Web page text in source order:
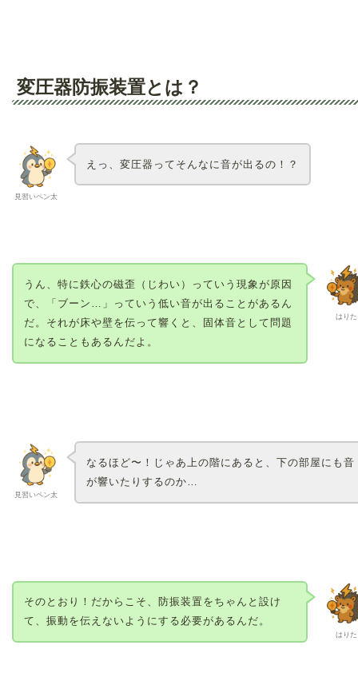
変圧器防振装置とは？
見習いペン太
えっ、変圧器ってそんなに音が出るの！？
はりた
うん、特に鉄心の磁歪（じわい）っていう現象が原因
で、「ブーン…」っていう低い音が出ることがあるん
だ。それが床や壁を伝って響くと、固体音として問題
になることもあるんだよ。
見習いペン太
なるほど〜！じゃあ上の階にあると、下の部屋にも音
が響いたりするのか…
はりた
そのとおり！だからこそ、防振装置をちゃんと設け
て、振動を伝えないようにする必要があるんだ。